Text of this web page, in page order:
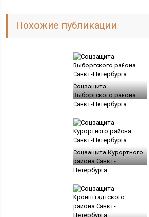
Похожие публикации
Соцзащита
Выборгского района
Санкт-Петербурга
Соцзащита Курортного
района Санкт-
Петербурга